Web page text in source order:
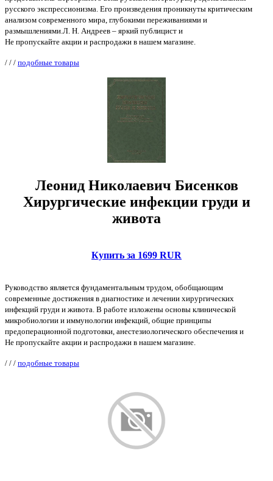
русского экспрессионизма. Его произведения проникнуты критическим
анализом современного мира, глубокими переживаниями и
размышлениями.Л. Н. Андреев – яркий публицист и
Не пропускайте акции и распродажи в нашем магазине.
/ / / подобные товары
Леонид Николаевич Бисенков
Хирургические инфекции груди и
живота
Купить за 1699 RUR
Руководство является фундаментальным трудом, обобщающим
современные достижения в диагностике и лечении хирургических
инфекций груди и живота. В работе изложены основы клинической
микробиологии и иммунологии инфекций, общие принципы
предоперационной подготовки, анестезиологического обеспечения и
Не пропускайте акции и распродажи в нашем магазине.
/ / / подобные товары